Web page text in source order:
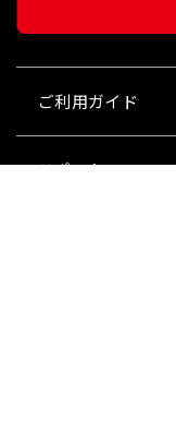
ご利用ガイド
サポート